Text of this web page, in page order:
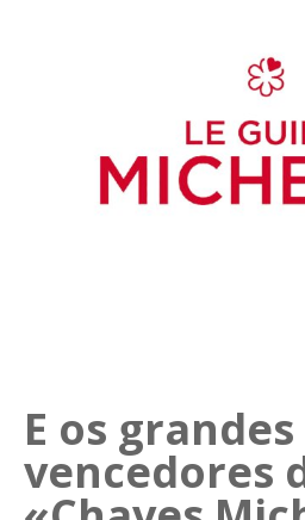
E os grandes
vencedores